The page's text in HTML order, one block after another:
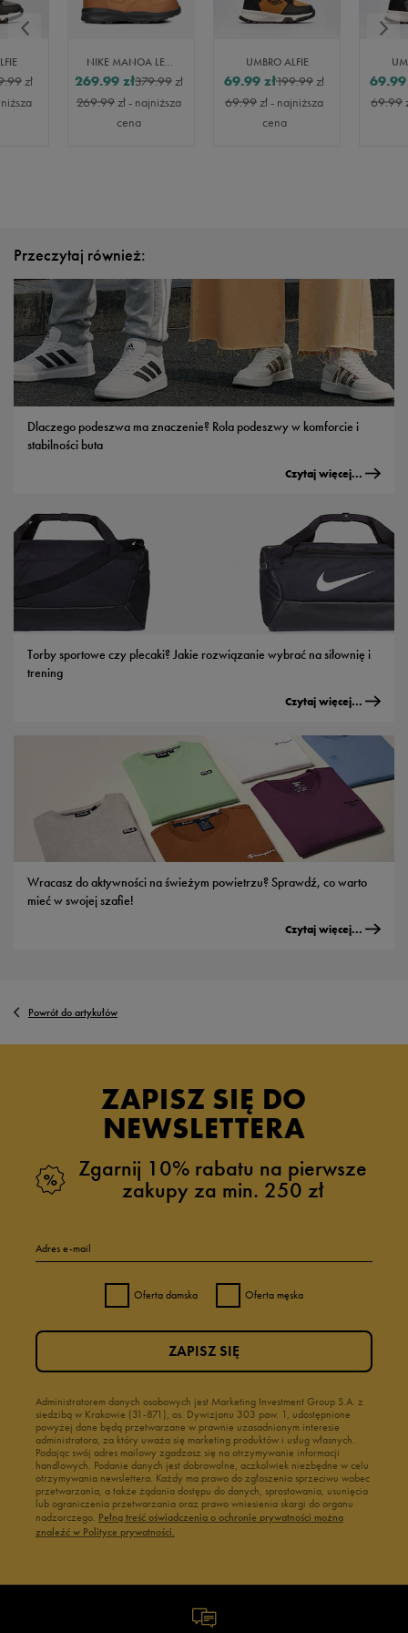
zł
NIKE MANOA LEATHER
379.99zł
269.99 zł
269.99zł- najniższa
cena
UMBRO ALFIE
199.99zł
69.99 zł
69.99zł- najniższa
cena
69.99
69.99
Przeczytaj również:
Dlaczego podeszwa ma znaczenie? Rola podeszwy w komforcie i
stabilności buta
Czytaj więcej...
Torby sportowe czy plecaki? Jakie rozwiązanie wybrać na siłownię i
trening
Czytaj więcej...
Wracasz do aktywności na świeżym powietrzu? Sprawdź, co warto
mieć w swojej szafie!
Czytaj więcej...
Powrót do artykułów
ZAPISZ SIĘ DO
NEWSLETTERA
Zgarnij 10% rabatu na pierwsze
zakupy za min. 250 zł
Adres e-mail
Oferta damska Oferta męska
Administratorem danych osobowych jest Marketing Investment Group S.A. z
siedzibą w Krakowie (31-871), os. Dywizjonu 303 paw. 1, udostępnione
powyżej dane będą przetwarzane w prawnie uzasadnionym interesie
administratora, za który uważa się marketing produktów i usług własnych.
Podając swój adres mailowy zgadzasz się na otrzymywanie informacji
handlowych. Podanie danych jest dobrowolne, aczkolwiek niezbędne w celu
otrzymywania newslettera. Każdy ma prawo do zgłoszenia sprzeciwu wobec
przetwarzania, a także żądania dostępu do danych, sprostowania, usunięcia
lub ograniczenia przetwarzania oraz prawo wniesienia skargi do organu
nadzorczego. Pełną treść oświadczenia o ochronie prywatności można
znaleźć w Polityce prywatności.
ZAPISZ SIĘ